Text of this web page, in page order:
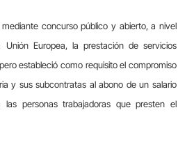
concurso público y abierto, a nivel
Europea, la prestación de servicios
estableció como requisito el compromiso
y sus subcontratas al abono de un salario
las personas trabajadoras que presten el